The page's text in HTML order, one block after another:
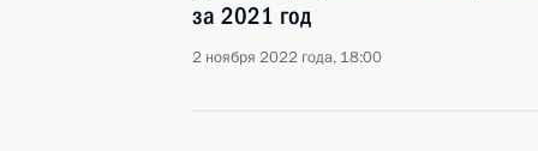
за 2021 год
2 ноября 2022 года, 18:00